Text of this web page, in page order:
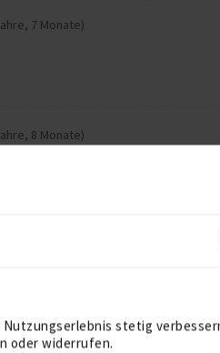
stetig
oder widerrufen.
7 Monate)
8 Monate)